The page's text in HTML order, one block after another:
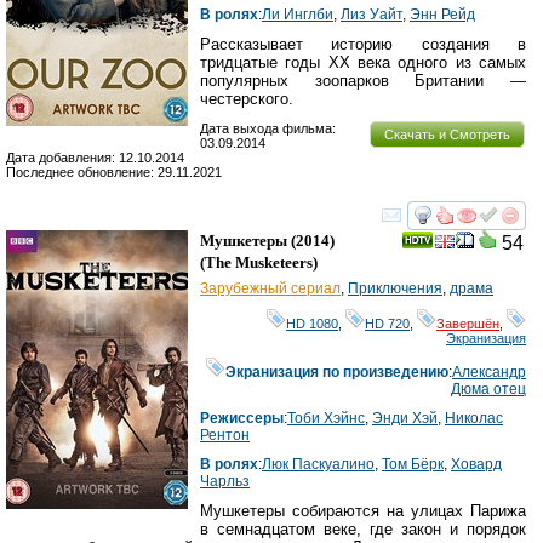
В ролях:Ли Инглби, Лиз Уайт, Энн Рейд
Рассказывает историю создания в
тридцатые годы XX века одного из самых
популярных зоопарков Британии —
честерского.
Скачать и Смотреть
Дата выхода фильма:
03.09.2014
Дата добавления: 12.10.2014
Последнее обновление: 29.11.2021
смотреть
54
Мушкетеры (2014)
(The Musketeers)
Зарубежный сериал Приключения драма
HD 1080 HD 720 Завершён
Экранизация
Экранизация по произведению:Александр
Дюма отец
Режиссеры:Тоби Хэйнс Энди Хэй Николас
Рентон
В ролях:Люк Паскуалино Том Бёрк Ховард
Чарльз
Мушкетеры собираются на улицах Парижа
в семнадцатом веке, где закон и порядок